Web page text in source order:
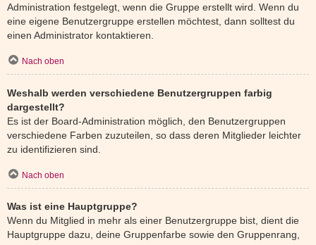
Administration festgelegt, wenn die Gruppe erstellt wird. Wenn du
eine eigene Benutzergruppe erstellen möchtest, dann solltest du
einen Administrator kontaktieren.
Nach oben
Weshalb werden verschiedene Benutzergruppen farbig
dargestellt?
Es ist der Board-Administration möglich, den Benutzergruppen
verschiedene Farben zuzuteilen, so dass deren Mitglieder leichter
zu identifizieren sind.
Nach oben
Was ist eine Hauptgruppe?
Wenn du Mitglied in mehr als einer Benutzergruppe bist, dient die
Hauptgruppe dazu, deine Gruppenfarbe sowie den Gruppenrang,